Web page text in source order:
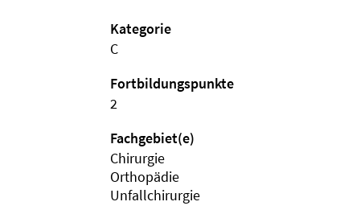
Kategorie
C
Fortbildungspunkte
2
Fachgebiet(e)
Chirurgie
Orthopädie
Unfallchirurgie